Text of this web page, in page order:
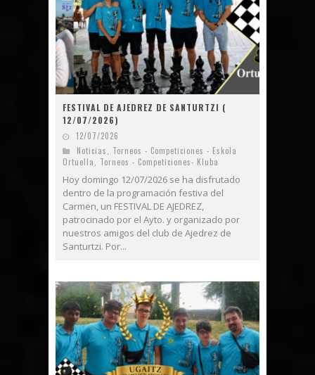
FESTIVAL DE AJEDREZ DE SANTURTZI (
12/07/2026)
12/07/2026
Noticias, Torneos - Competiciones - Eskola
Ortuella, Torneos - Competiciones- Kluba
Hoy domingo 12/07/2026 se ha disfrutado
dentro de la programación festiva del
Carmen, un FESTIVAL DE AJEDREZ,
patrocinado por el Ayto. y organizado por
nuestros amigos del club de Ajedrez de
Santurtzi. Por...